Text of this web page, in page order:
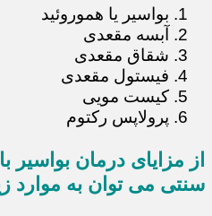
بواسیر یا هموروئید
آبسه مقعدی
شقاق مقعدی
فیستول مقعدی
کیست مویی
پرولاپس رکتوم
از مزایای درمان
سنتی می توان به موارد